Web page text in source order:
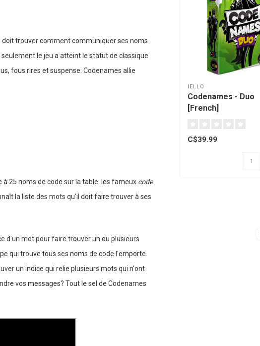
trouver comment communiquer ses noms
le jeu a atteint le statut de classique
fous rires et suspense: Codenames allie
25 noms de code sur la table: les fameux code
la liste des mots qu'il doit faire trouver à ses
d'un mot pour faire trouver un ou plusieurs
qui trouve tous ses noms de code l'emporte.
un indice qui relie plusieurs mots qui n'ont
vos messages? Tout le sel de Codenames
IELLO
Codenames - Duo
[French]
C$39.99